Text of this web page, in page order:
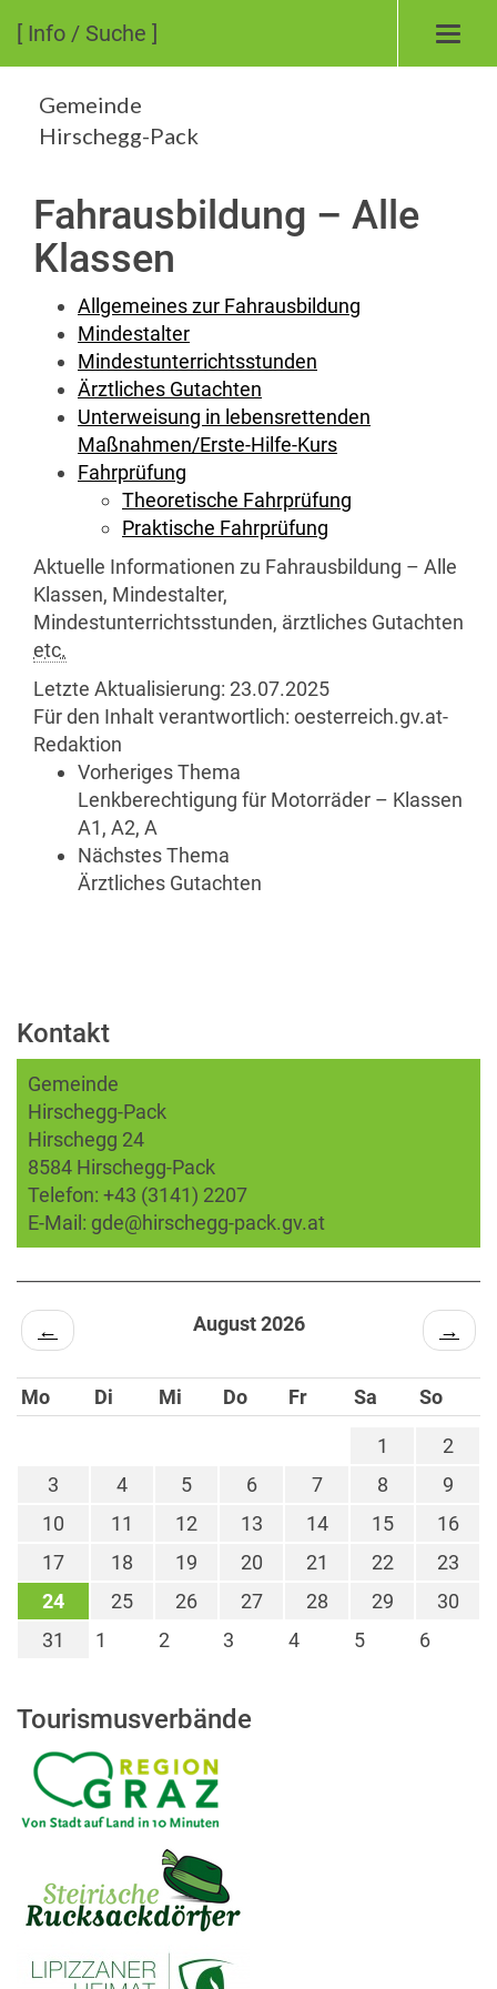
[ Info / Suche ]
Gemeinde
Hirschegg-Pack
Fahrausbildung – Alle
Klassen
Allgemeines zur Fahrausbildung
Mindestalter
Mindestunterrichtsstunden
Ärztliches Gutachten
Unterweisung in lebensrettenden
Maßnahmen/Erste-Hilfe-Kurs
Fahrprüfung
Theoretische Fahrprüfung
Praktische Fahrprüfung
Aktuelle Informationen zu Fahrausbildung – Alle
Klassen, Mindestalter,
Mindestunterrichtsstunden, ärztliches Gutachten
etc.
Letzte Aktualisierung: 23.07.2025
Für den Inhalt verantwortlich: oesterreich.gv.at-
Redaktion
Vorheriges Thema
Lenkberechtigung für Motorräder – Klassen
A1, A2, A
Nächstes Thema
Ärztliches Gutachten
Kontakt
Gemeinde
Hirschegg-Pack
Hirschegg 24
8584 Hirschegg-Pack
Telefon: +43 (3141) 2207
E-Mail: gde@hirschegg-pack.gv.at
← August 2026 →
Mo Di Mi Do Fr Sa So
1
2
3
4 5 6 7 8
9
10
11 12 13 14 15
16
17
18 19 20 21 22
23
24
25 26 27 28 29
30
31
1 2 3 4 5 6
Tourismusverbände